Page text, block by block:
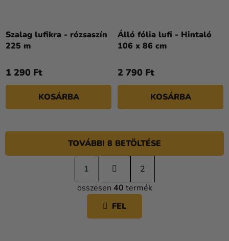
Szalag lufikra - rózsaszín
225 m
1 290 Ft
KOSÁRBA
Álló fólia lufi - Hintaló
106 x 86 cm
2 790 Ft
KOSÁRBA
L
I
S
T
TOVÁBBI 8 BETÖLTÉSE
L
a
p
o
á
s
1
2
összesen 40 termék
FEL